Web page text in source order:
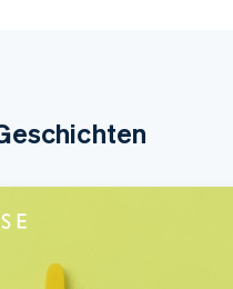
English